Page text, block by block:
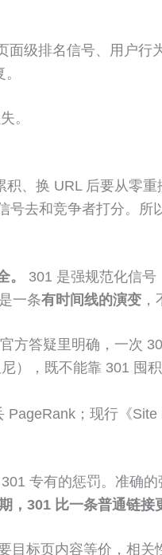
级排名信号、用户行
。
、换 URL 后要从零
去和竞争者打分。所
301 是强规范化信号
一条有时间线的演变
方答疑里明确，一次
），既不能靠 301 囤
；现行《
专有的惩罚。准确
，301 比一条普通链接
目标页内容等价，相